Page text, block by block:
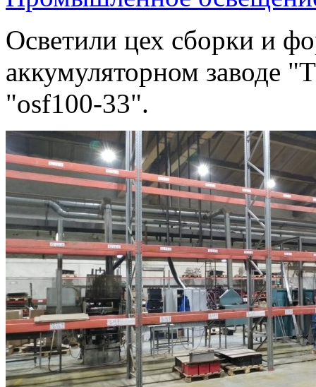
Осветили цех сборки и
аккумуляторном заводе
"osf100-33".